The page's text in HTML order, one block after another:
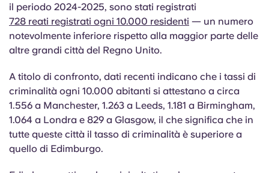
il periodo 2024-2025, sono stati registrati
728 reati registrati ogni 10.000 residenti — un numero
notevolmente inferiore rispetto alla maggior parte delle
altre grandi città del Regno Unito.
A titolo di confronto, dati recenti indicano che i tassi di
criminalità ogni 10.000 abitanti si attestano a circa
1.556 a Manchester, 1.263 a Leeds, 1.181 a Birmingham,
1.064 a Londra e 829 a Glasgow, il che significa che in
tutte queste città il tasso di criminalità è superiore a
quello di Edimburgo.